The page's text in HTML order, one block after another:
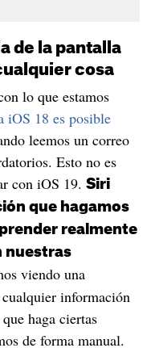
de la pantalla
cosa
lo que estamos
iOS 18 es posible
leemos un correo
Esto no es
con iOS 19. Siri
que hagamos
realmente
nuestras
viendo una
información
haga ciertas
de forma manual.